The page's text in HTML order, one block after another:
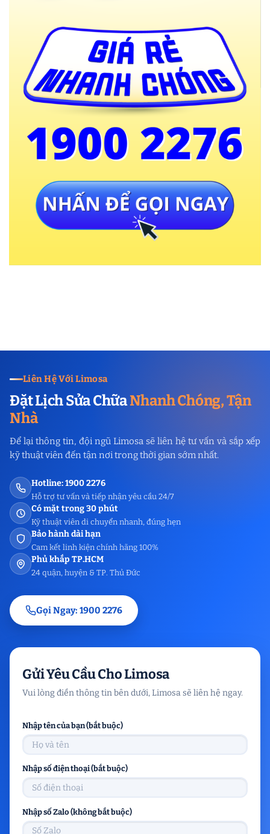
Liên Hệ Với Limosa
Đặt Lịch Sửa ChữaNhanh Chóng, Tận
Nhà
Để lại thông tin, đội ngũ Limosa sẽ liên hệ tư vấn và sắp xếp
kỹ thuật viên đến tận nơi trong thời gian sớm nhất.
Hotline: 1900 2276
Hỗ trợ tư vấn và tiếp nhận yêu cầu 24/7
Có mặt trong 30 phút
Kỹ thuật viên di chuyển nhanh, đúng hẹn
Bảo hành dài hạn
Cam kết linh kiện chính hãng 100%
Phủ khắp TP.HCM
24 quận, huyện & TP. Thủ Đức
Gọi Ngay: 1900 2276
Gửi Yêu Cầu Cho Limosa
Vui lòng điền thông tin bên dưới, Limosa sẽ liên hệ ngay.
Nhập tên của bạn (bắt buộc)
Nhập số điện thoại (bắt buộc)
Nhập số Zalo (không bắt buộc)